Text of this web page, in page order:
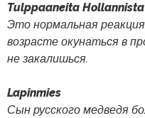
Tulppaaneita Hollannista
Это нормальная
возрасте окунаться в
не закалишься.
Lapinmies
Сын русского медведя